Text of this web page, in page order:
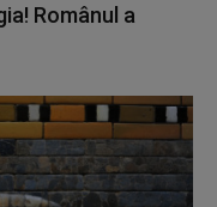
Românul a